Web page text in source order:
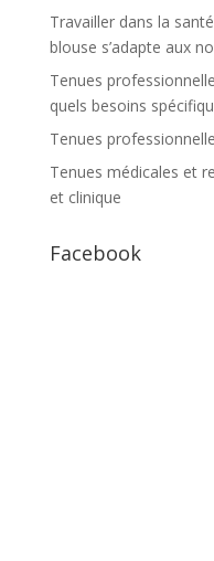
Travailler dans la
blouse s’adapte aux
Tenues
quels besoins
Tenues
Tenues médicales et
et clinique
Facebook